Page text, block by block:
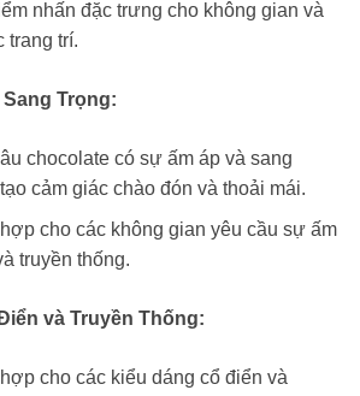
nhấn đặc trưng cho không gian và
trang trí.
Trọng:
chocolate có sự ấm áp và sang
cảm giác chào đón và thoải mái.
cho các không gian yêu cầu sự ấm
truyền thống.
và Truyền Thống:
cho các kiểu dáng cổ điển và